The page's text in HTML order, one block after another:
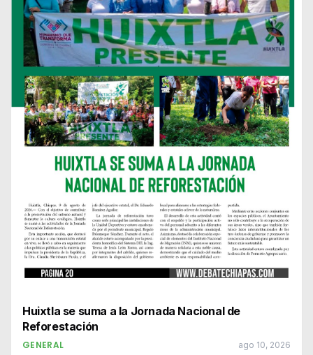
Huixtla se suma a la Jornada Nacional de
Reforestación
GENERAL ago 10, 2026